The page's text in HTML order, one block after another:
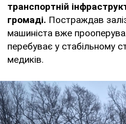
транспортній
громаді. Постраждав
машиніста вже
перебуває у стабільному
медиків.